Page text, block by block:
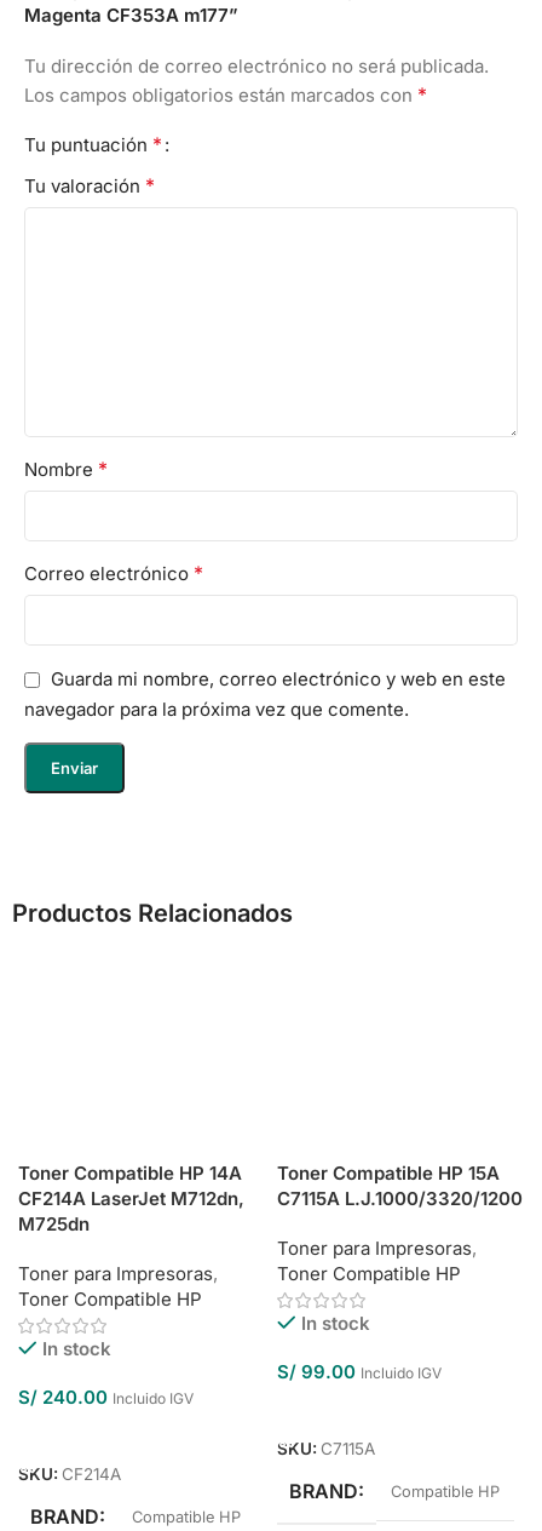
Magenta CF353A m177”
Tu dirección de correo electrónico no será publicada.
Los campos obligatorios están marcados con *
Tu puntuación *
Tu valoración *
Nombre *
Correo electrónico *
Guarda mi nombre, correo electrónico y web en este
navegador para la próxima vez que comente.
Productos Relacionados
Toner Compatible HP 14A
CF214A LaserJet M712dn,
M725dn
Toner para Impresoras,
Toner Compatible HP
In stock
S/ 240.00 Incluido IGV
SKU: CF214A
BRAND Compatible HP
Toner Compatible HP 15A
C7115A L.J.1000/3320/1200
Toner para Impresoras,
Toner Compatible HP
In stock
S/ 99.00 Incluido IGV
SKU: C7115A
BRAND Compatible HP